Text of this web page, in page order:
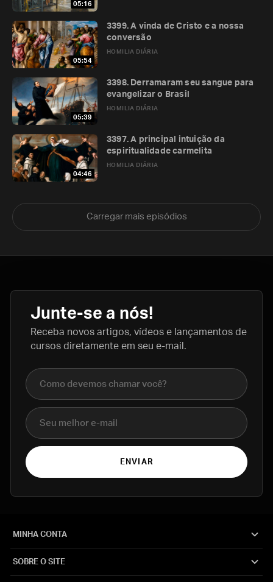
05:16
05:54
HOMILIA DIÁRIA
3399. A vinda de Cristo e a nossa
conversão
05:39
HOMILIA DIÁRIA
3398. Derramaram seu sangue para
evangelizar o Brasil
04:46
HOMILIA DIÁRIA
3397. A principal intuição da
espiritualidade carmelita
Carregar mais episódios
Junte-se a nós!
Receba novos artigos, vídeos e lançamentos de
cursos diretamente em seu e-mail.
Nome completo
E-mail
ENVIAR
MINHA CONTA
SOBRE O SITE